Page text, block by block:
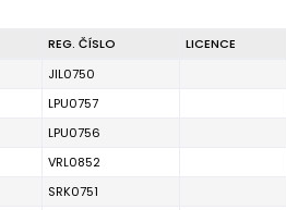
REG. ČÍSLO LICENCE
JIL0750
LPU0757
LPU0756
VRL0852
SRK0751